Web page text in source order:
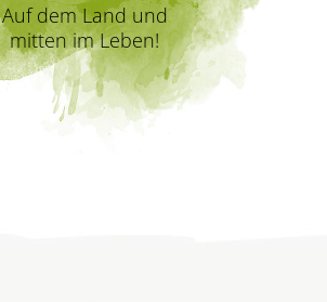
Auf dem Land und
mitten im Leben!